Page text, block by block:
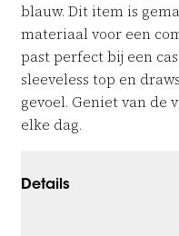
blauw. Dit item is
materiaal voor een
past perfect bij een
sleeveless top en
gevoel. Geniet van de
elke dag.
Details